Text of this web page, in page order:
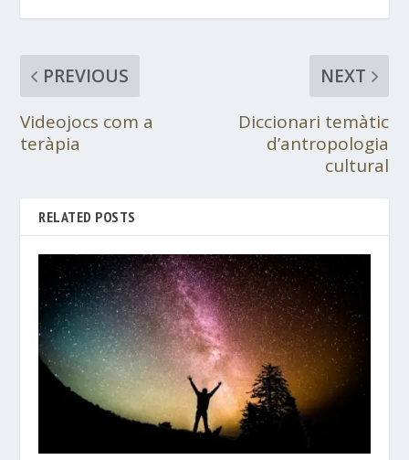
PREVIOUS
Videojocs com a
teràpia
NEXT
Diccionari temàtic
d’antropologia
cultural
RELATED POSTS